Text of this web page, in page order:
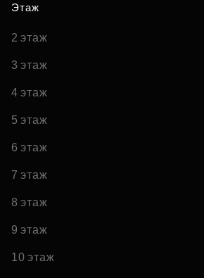
Этаж
2 этаж
3 этаж
4 этаж
5 этаж
6 этаж
7 этаж
8 этаж
9 этаж
10 этаж